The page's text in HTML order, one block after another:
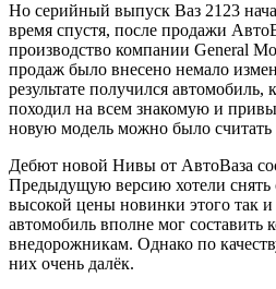
Но серийный выпуск Ваз 2123
время спустя, после продажи
производство компании General
продаж было внесено немало
результате получился
походил на всем знакомую и
новую модель можно было считать
Дебют новой Нивы от АвтоВаза
Предыдущую версию хотели снять
высокой цены новинки этого так
автомобиль вполне мог
внедорожникам. Однако по
них очень далёк.